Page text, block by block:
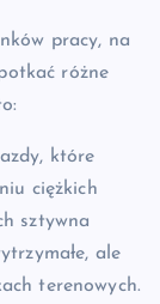
pracy, na
różne
które
ciężkich
sztywna
ale
terenowych.